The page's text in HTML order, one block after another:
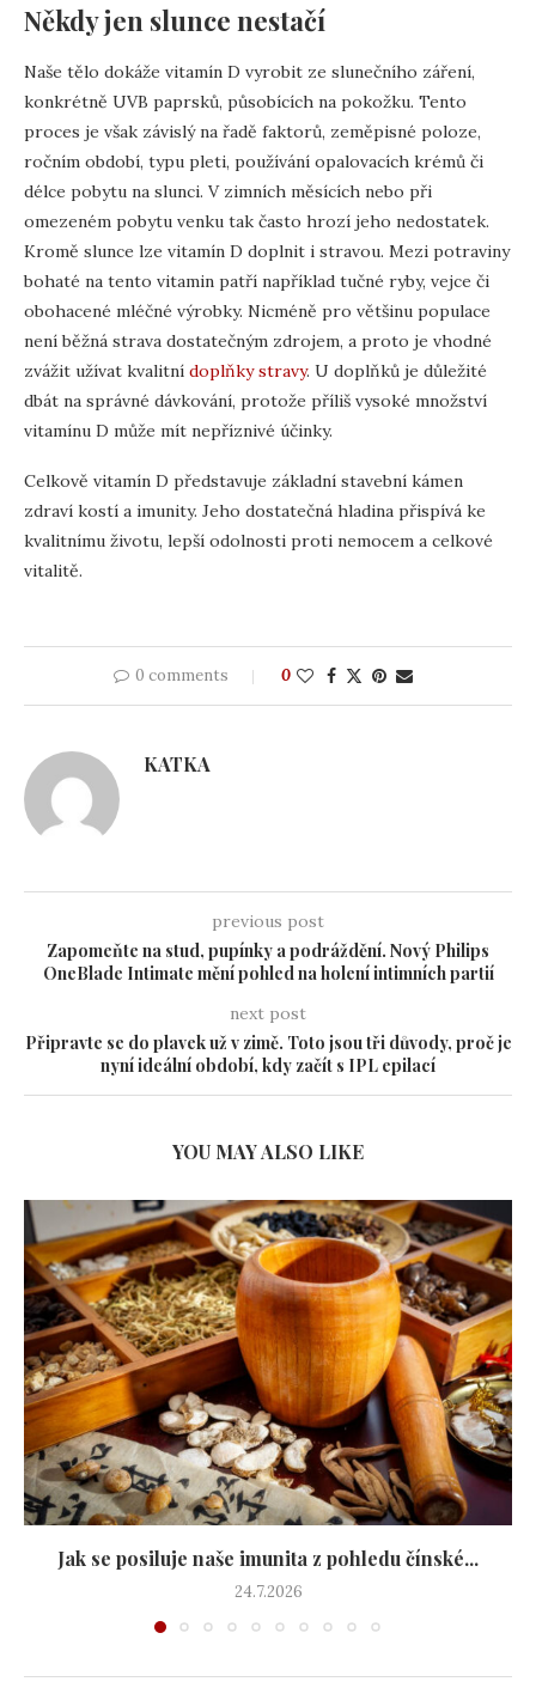
Někdy jen slunce nestačí
Naše tělo dokáže vitamín D vyrobit ze slunečního záření,
konkrétně UVB paprsků, působících na pokožku. Tento
proces je však závislý na řadě faktorů, zeměpisné poloze,
ročním období, typu pleti, používání opalovacích krémů či
délce pobytu na slunci. V zimních měsících nebo při
omezeném pobytu venku tak často hrozí jeho nedostatek.
Kromě slunce lze vitamín D doplnit i stravou. Mezi potraviny
bohaté na tento vitamin patří například tučné ryby, vejce či
obohacené mléčné výrobky. Nicméně pro většinu populace
není běžná strava dostatečným zdrojem, a proto je vhodné
zvážit užívat kvalitní doplňky stravy. U doplňků je důležité
dbát na správné dávkování, protože příliš vysoké množství
vitamínu D může mít nepříznivé účinky.
Celkově vitamín D představuje základní stavební kámen
zdraví kostí a imunity. Jeho dostatečná hladina přispívá ke
kvalitnímu životu, lepší odolnosti proti nemocem a celkové
vitalitě.
0 comments 0
KATKA
previous post
Zapomeňte na stud, pupínky a podráždění. Nový Philips
OneBlade Intimate mění pohled na holení intimních partií
next post
Připravte se do plavek už v zimě. Toto jsou tři důvody, proč je
nyní ideální období, kdy začít s IPL epilací
YOU MAY ALSO LIKE
Jak se posiluje naše imunita z pohledu čínské...
24.7.2026